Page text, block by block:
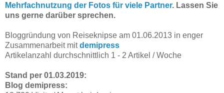
Mehrfachnutzung der Fotos für viele Partner. Lassen Sie
uns gerne darüber sprechen.
Bloggründung von Reiseknipse am 01.06.2013 in enger
Zusammenarbeit mitdemipress
Artikelanzahl durchschnittlich 1 - 2 Artikel / Woche
Stand per 01.03.2019:
Blog demipress: